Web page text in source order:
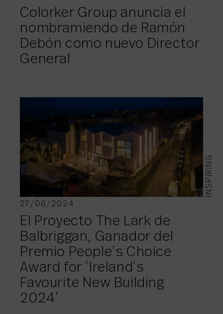
Colorker Group anuncia el
nombramiendo de Ramón
Debón como nuevo Director
General
INSPIRING
27/06/2024
El Proyecto The Lark de
Balbriggan, Ganador del
Premio People’s Choice
Award for ‘Ireland’s
Favourite New Building
2024’